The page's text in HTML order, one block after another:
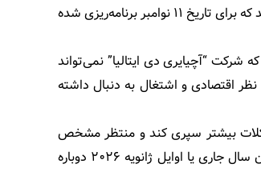
توقف پیشِ‌رو هم‌زمان با نشست دولت و اتحادیه‌های کارگری درباره شرکت ADI برگزار خواهد شد که برای تاریخ ۱۱ نوامبر برنامه‌ریزی شده
“آچیایری دی ایتالیا” نمی‌تواند
نظر اقتصادی و اشتغال به دنبال داشته
بیشتر سپری کند و منتظر مشخص
شدن وضعیت دو کوره بلند دیگر است، به‌ویژه کوره شماره ۲ که برنامه‌ریزی شده است تا پایان سال جاری یا اوایل ژانویه ۲۰۲۶ دوباره